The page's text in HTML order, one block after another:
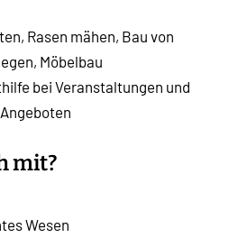
Rasen mähen, Bau von
Möbelbau
bei Veranstaltungen und
mit?
Wesen